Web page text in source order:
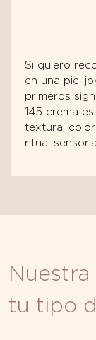
Si quiero
en una piel
primeros
145 crema
textura,
ritual
tu tipo